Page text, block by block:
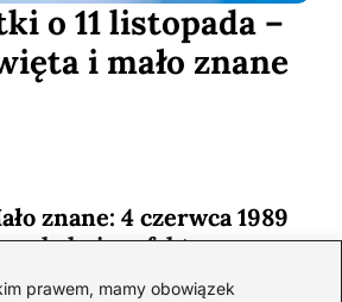
prawem, mamy obowiązek
o 11 listopada –
i mało znane
znane: 4 czerwca 1989
fakty
2026-08-03